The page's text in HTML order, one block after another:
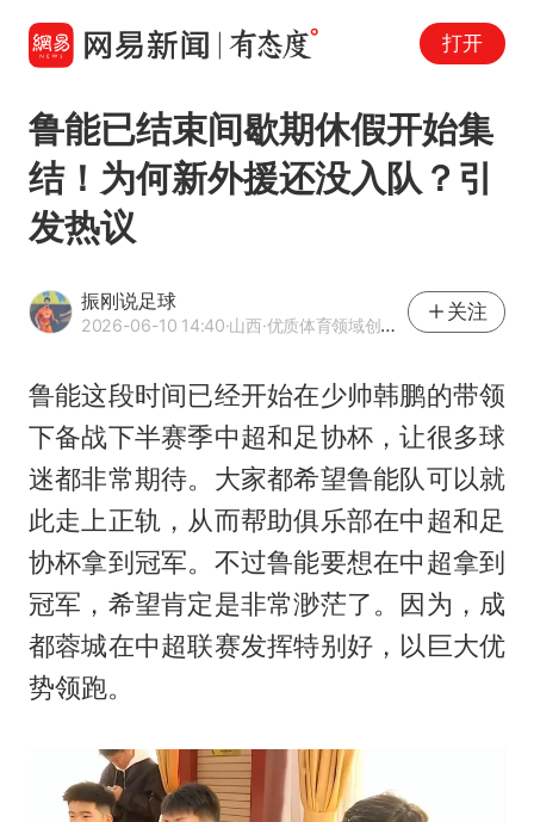
打开
鲁能已结束间歇期休假开始集
结！为何新外援还没入队？引
发热议
振刚说足球
2026-06-10 14:40·山西·优质体育领域创作者
关注
鲁能这段时间已经开始在少帅韩鹏的带领
下备战下半赛季中超和足协杯，让很多球
迷都非常期待。大家都希望鲁能队可以就
此走上正轨，从而帮助俱乐部在中超和足
协杯拿到冠军。不过鲁能要想在中超拿到
冠军，希望肯定是非常渺茫了。因为，成
都蓉城在中超联赛发挥特别好，以巨大优
势领跑。